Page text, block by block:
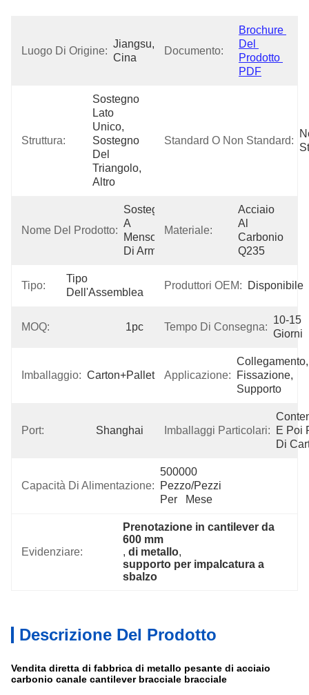
Luogo Di Origine:
Jiangsu,
Cina
Documento:
Brochure
Del
Prodotto
PDF
Struttura:
Sostegno
Lato
Unico,
Sostegno
Del
Triangolo,
Altro
Standard O Non Standard:
Nome Del Prodotto:
Sostegni
A
Mensola
Di Armi
Materiale:
Acciaio
Al
Carbonio
Q235
Tipo:
Tipo
Dell'Assemblea
Produttori OEM: Disponibile
MOQ: 1pc Tempo Di Consegna:
10-15
Giorni
Imballaggio: Carton+Pallet Applicazione:
Collegamento,
Fissazione,
Supporto
Port: Shanghai Imballaggi Particolari:
E Poi
Di
Capacità Di Alimentazione:
500000
Pezzo/pezzi
Per   Mese
Evidenziare:
Prenotazione in cantilever da
600 mm
, di metallo,
supporto per impalcatura a
sbalzo
Descrizione Del Prodotto
Vendita diretta di fabbrica di metallo pesante di acciaio
carbonio canale cantilever bracciale bracciale